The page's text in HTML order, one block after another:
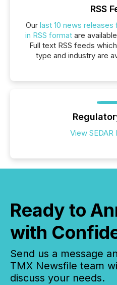
RSS
Our last 10 news
in RSS format are
Full text RSS feeds
type and industry are
View
Ready to
with
Send us a message
TMX Newsfile team
discuss your needs.